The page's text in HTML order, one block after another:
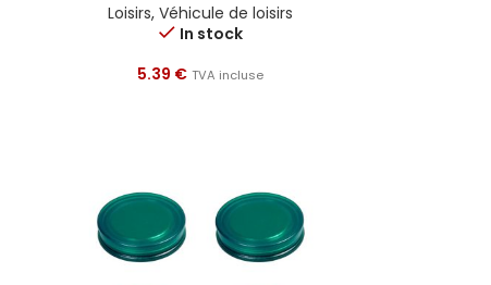
Loisirs,Véhicule de loisirs
In stock
5.39 € TVA incluse